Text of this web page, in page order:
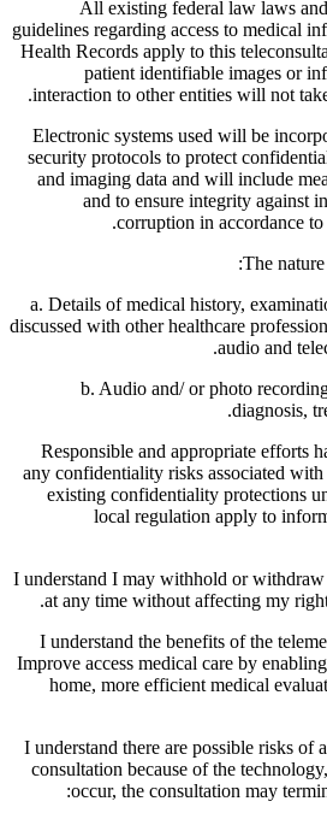
All existing federal law laws
guidelines regarding access to medical
Health Records apply to this
patient identifiable images or
interaction to other entities will not
Electronic systems used will be
security protocols to protect
and imaging data and will include
and to ensure integrity against
corruption in accordance
The
a. Details of medical history,
discussed with other healthcare
audio and
b. Audio and/ or photo
diagnosis,
Responsible and appropriate efforts
any confidentiality risks associated
existing confidentiality protections
local regulation apply to
I understand I may withhold or withdraw
at any time without affecting my
I understand the benefits of the
Improve access medical care by
home, more efficient medical
I understand there are possible risks of
consultation because of the
occur, the consultation may